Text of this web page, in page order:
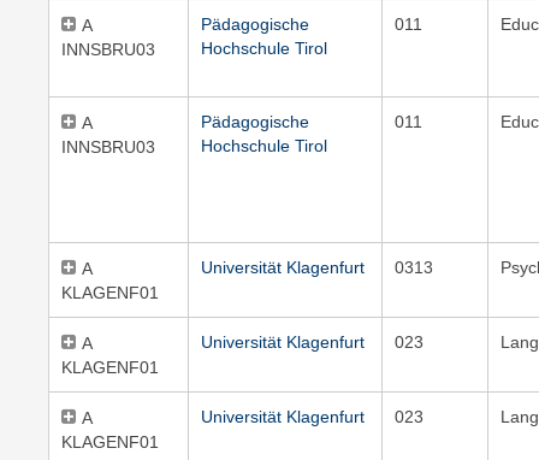
A
INNSBRU03
Pädagogische
Hochschule Tirol
011
A
INNSBRU03
Pädagogische
Hochschule Tirol
011
A
KLAGENF01
Universität Klagenfurt 0313
A
KLAGENF01
Universität Klagenfurt 023
A
KLAGENF01
Universität Klagenfurt 023